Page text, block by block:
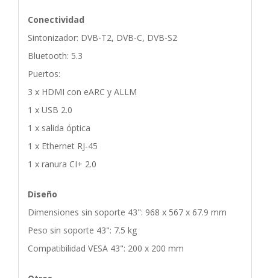
Conectividad
Sintonizador: DVB-T2, DVB-C, DVB-S2
Bluetooth: 5.3
Puertos:
3 x HDMI con eARC y ALLM
1 x USB 2.0
1 x salida óptica
1 x Ethernet RJ-45
1 x ranura CI+ 2.0
Diseño
Dimensiones sin soporte 43": 968 x 567 x 67.9 mm
Peso sin soporte 43": 7.5 kg
Compatibilidad VESA 43": 200 x 200 mm